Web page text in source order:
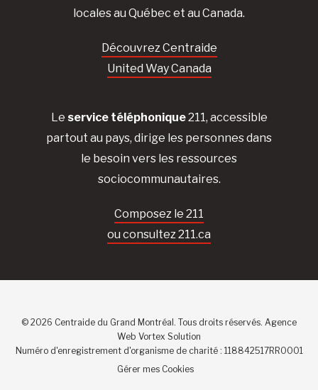
locales au Québec et au Canada.
Découvrez Centraide
United Way Canada
Le service téléphonique211, accessible
partout au pays, dirige les personnes dans
le besoin vers les ressources
sociocommunautaires.
Composez le 211
ou consultez 211.ca
© 2026 Centraide du Grand Montréal. Tous droits réservés. Agence
Web Vortex Solution
Numéro d'enregistrement d'organisme de charité : 118842517RR0001
Gérer mes Cookies